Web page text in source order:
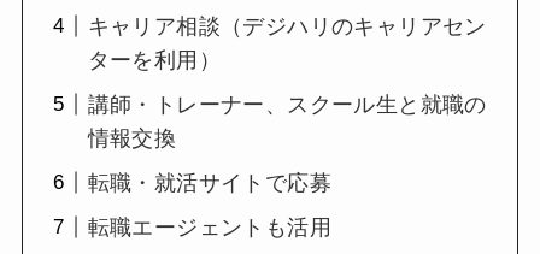
キャリア相談（デジハリのキャリアセン
ターを利用）
講師・トレーナー、スクール生と就職の
情報交換
転職・就活サイトで応募
転職エージェントも活用